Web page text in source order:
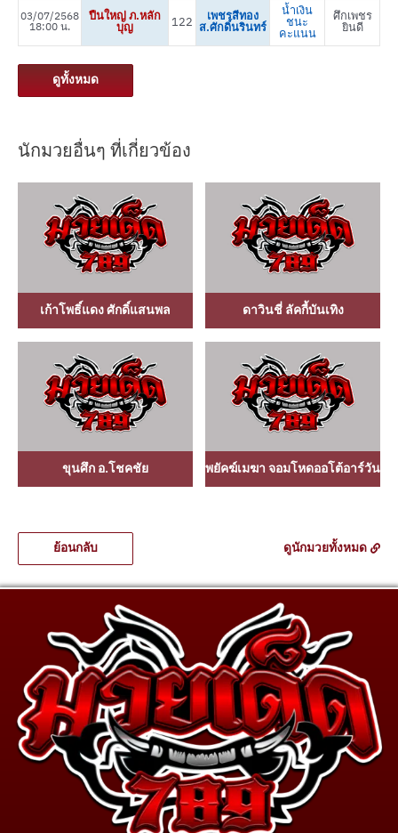
03/07/2568
18:00 น.
ปืนใหญ่ ภ.หลัก
บุญ 122 เพชรสีทอง
ส.ศักดิ์นรินทร์
น้ำเงิน
ชนะ
คะแนน
ศึกเพชร
ยินดี
ดูทั้งหมด
นักมวยอื่นๆ ที่เกี่ยวข้อง
เก้าโพธิ์แดง ศักดิ์แสนพล ดาวินชี่ ลัคกี้บันเทิง
ขุนศึก อ.โชคชัย พยัคฆ์เมฆา จอมโหดออโต้อาร์วัน
ย้อนกลับ ดูนักมวยทั้งหมด